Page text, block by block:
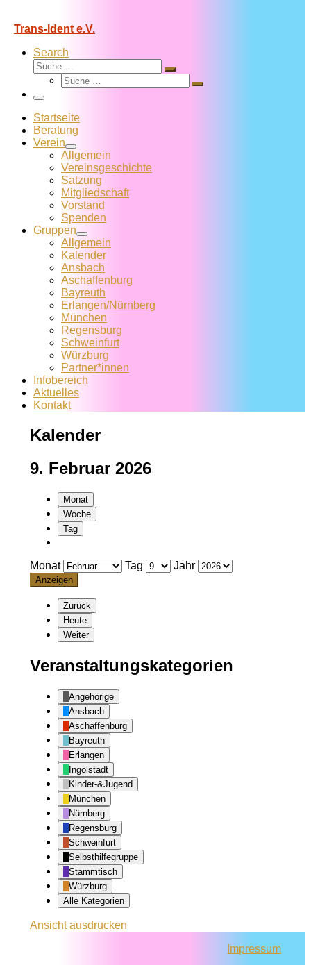
Trans-Ident e.V.
Search
Suche
Suche
Suche
Suche
Menü
Startseite
Beratung
Verein
Allgemein
Vereins­geschichte
Satzung
Mitglied­schaft
Vorstand
Spenden
Gruppen
Allgemein
Kalender
Ansbach
Aschaffenburg
Bayreuth
Erlangen/Nürnberg
München
Regensburg
Schweinfurt
Würzburg
Partner*innen
Infobereich
Aktuelles
Kontakt
Kalender
9. Februar 2026
Monat
Woche
Tag
Monat Tag Jahr
Zurück
Heute
Weiter
Veranstaltungskategorien
Angehörige
Ansbach
Aschaffenburg
Bayreuth
Erlangen
Ingolstadt
Kinder-&Jugend
München
Nürnberg
Regensburg
Schweinfurt
Selbsthilfegruppe
Stammtisch
Würzburg
Alle Kategorien
Ansichtausdrucken
Impressum